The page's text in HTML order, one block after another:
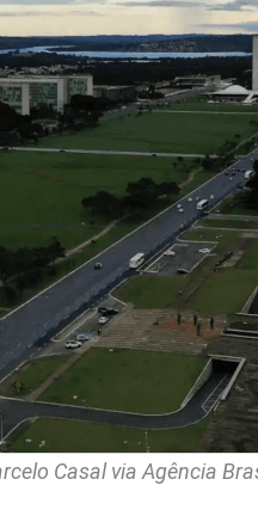
Casal via Agência